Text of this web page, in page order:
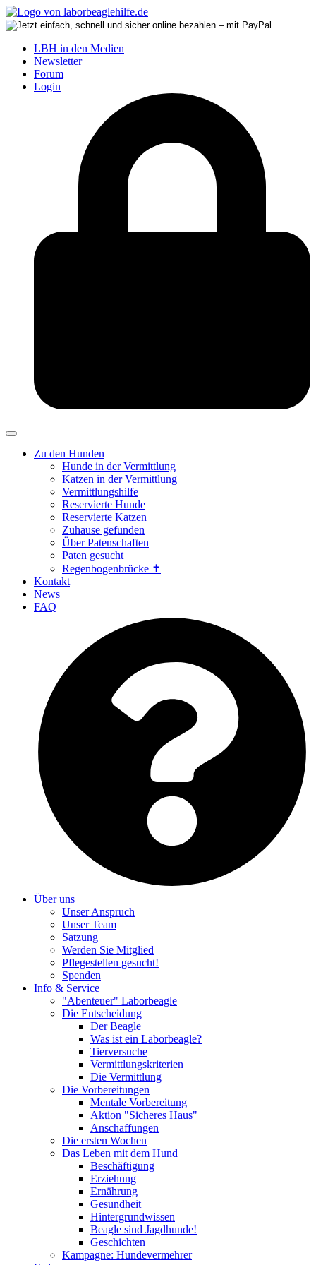
LBH in den Medien
Newsletter
Forum
Login
Zu den Hunden
Hunde in der Vermittlung
Katzen in der Vermittlung
Vermittlungshilfe
Reservierte Hunde
Reservierte Katzen
Zuhause gefunden
Über Patenschaften
Paten gesucht
Regenbogenbrücke ✝
Kontakt
News
FAQ
Über uns
Unser Anspruch
Unser Team
Satzung
Werden Sie Mitglied
Pflegestellen gesucht!
Spenden
Info & Service
"Abenteuer" Laborbeagle
Die Entscheidung
Der Beagle
Was ist ein Laborbeagle?
Tierversuche
Vermittlungskriterien
Die Vermittlung
Die Vorbereitungen
Mentale Vorbereitung
Aktion "Sicheres Haus"
Anschaffungen
Die ersten Wochen
Das Leben mit dem Hund
Beschäftigung
Erziehung
Ernährung
Gesundheit
Hintergrundwissen
Beagle sind Jagdhunde!
Geschichten
Kampagne: Hundevermehrer